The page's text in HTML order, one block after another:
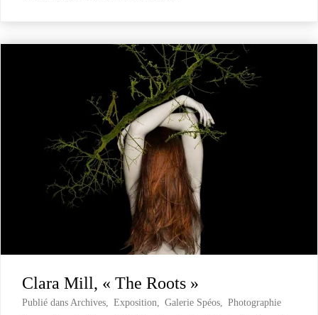
Clara Mill, « The Roots »
Publié dans Archives, Exposition, Galerie Spéos, Photographie